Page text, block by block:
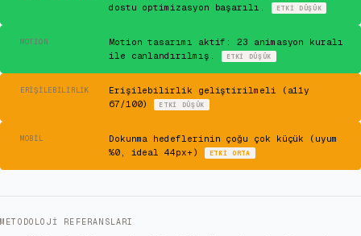
dostu optimizasyon başarılı.
ETKI DÜŞÜK
MOTION
Motion tasarımı aktif: 23 animasyon kuralı
ile canlandırılmış.
ETKI DÜŞÜK
ERIŞILEBILIRLIK
Erişilebilirlik geliştirilmeli (a11y
67/100)
ETKI DÜŞÜK
MOBIL
Dokunma hedeflerinin çoğu çok küçük (uyum
%0, ideal 44px+)
ETKI ORTA
METODOLOJI REFERANSLARI